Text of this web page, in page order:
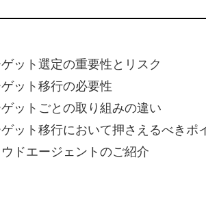
ット選定の重要性とリスク
ット移行の必要性
ットごとの取り組みの違い
ット移行において押さえるべきポ
ドエージェントのご紹介